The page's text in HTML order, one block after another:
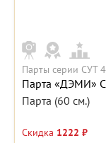
Парты серии СУТ
Парта «ДЭМИ»
Парта (60 см.)
Скидка 1222 ₽